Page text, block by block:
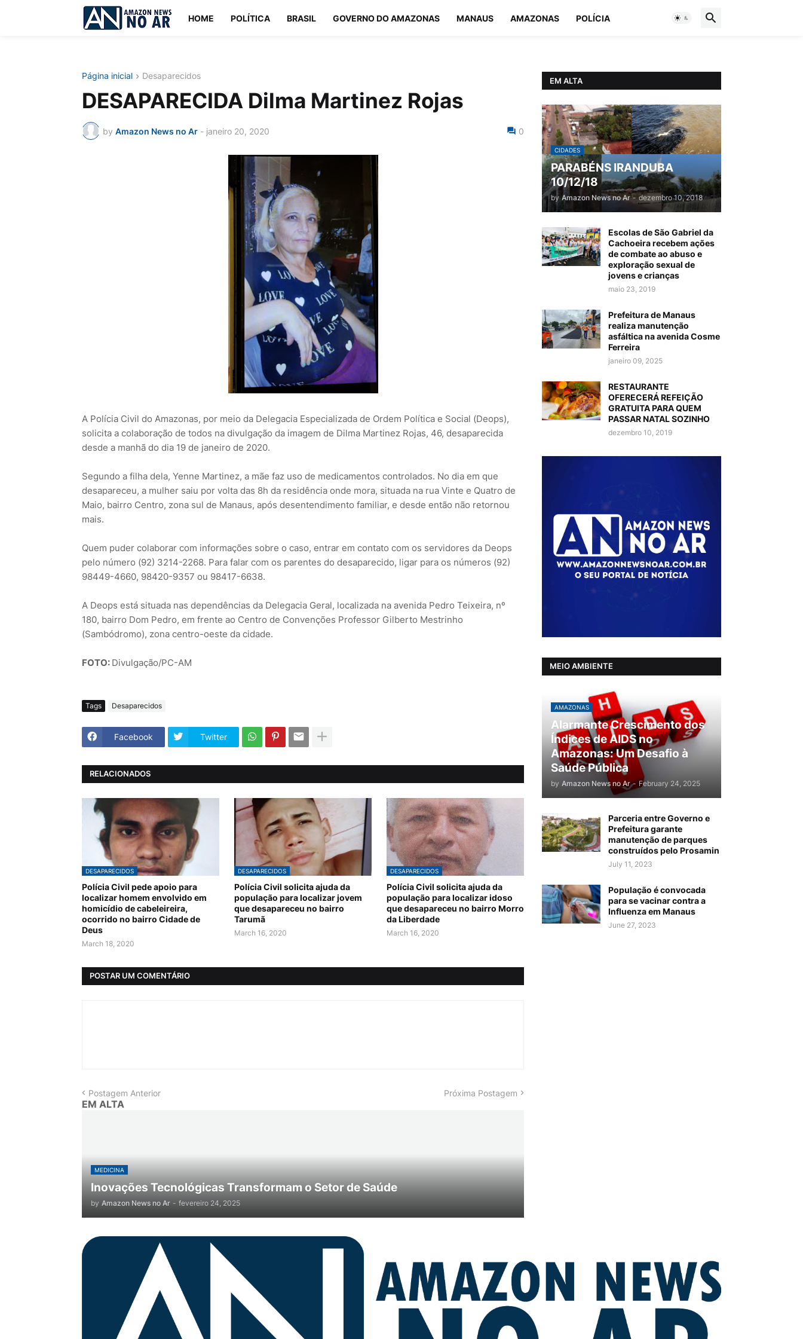
HOME POLÍTICA BRASIL GOVERNO DO AMAZONAS MANAUS AMAZONAS POLÍCIA
Página inicial Desaparecidos
DESAPARECIDA Dilma Martinez Rojas
by Amazon News no Ar - janeiro 20, 2020 0
A Polícia Civil do Amazonas, por meio da Delegacia Especializada de Ordem Política e Social (Deops),
solicita a colaboração de todos na divulgação da imagem de Dilma Martinez Rojas, 46, desaparecida
desde a manhã do dia 19 de janeiro de 2020.
Segundo a filha dela, Yenne Martinez, a mãe faz uso de medicamentos controlados. No dia em que
desapareceu, a mulher saiu por volta das 8h da residência onde mora, situada na rua Vinte e Quatro de
Maio, bairro Centro, zona sul de Manaus, após desentendimento familiar, e desde então não retornou
mais.
Quem puder colaborar com informações sobre o caso, entrar em contato com os servidores da Deops
pelo número (92) 3214-2268. Para falar com os parentes do desaparecido, ligar para os números (92)
98449-4660, 98420-9357 ou 98417-6638.
A Deops está situada nas dependências da Delegacia Geral, localizada na avenida Pedro Teixeira, nº
180, bairro Dom Pedro, em frente ao Centro de Convenções Professor Gilberto Mestrinho
(Sambódromo), zona centro-oeste da cidade.
FOTO: Divulgação/PC-AM
Tags Desaparecidos
Facebook Twitter
RELACIONADOS
DESAPARECIDOS
Polícia Civil pede apoio para
localizar homem envolvido em
homicídio de cabeleireira,
ocorrido no bairro Cidade de
Deus
March 18, 2020
DESAPARECIDOS
Polícia Civil solicita ajuda da
população para localizar jovem
que desapareceu no bairro
Tarumã
March 16, 2020
DESAPARECIDOS
Polícia Civil solicita ajuda da
população para localizar idoso
que desapareceu no bairro Morro
da Liberdade
March 16, 2020
POSTAR UM COMENTÁRIO
Postagem Anterior Próxima Postagem
EM ALTA
MEDICINA
Inovações Tecnológicas Transformam o Setor de Saúde
by Amazon News no Ar - fevereiro 24, 2025
EM ALTA
CIDADES
PARABÉNS IRANDUBA
10/12/18
by Amazon News no Ar - dezembro 10, 2018
Escolas de São Gabriel da
Cachoeira recebem ações
de combate ao abuso e
exploração sexual de
jovens e crianças
maio 23, 2019
Prefeitura de Manaus
realiza manutenção
asfáltica na avenida Cosme
Ferreira
janeiro 09, 2025
RESTAURANTE
OFERECERÁ REFEIÇÃO
GRATUITA PARA QUEM
PASSAR NATAL SOZINHO
dezembro 10, 2019
MEIO AMBIENTE
AMAZONAS
Alarmante Crescimento dos
Índices de AIDS no
Amazonas: Um Desafio à
Saúde Pública
by Amazon News no Ar - February 24, 2025
Parceria entre Governo e
Prefeitura garante
manutenção de parques
construídos pelo Prosamin
July 11, 2023
População é convocada
para se vacinar contra a
Influenza em Manaus
June 27, 2023